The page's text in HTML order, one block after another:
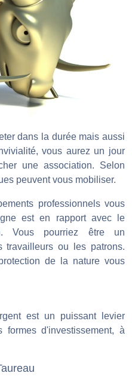
dans la durée mais aussi
vous aurez un jour
une association. Selon
peuvent vous mobiliser.
professionnels vous
est en rapport avec le
Vous pourriez être un
travailleurs ou les patrons.
de la nature vous
est un puissant levier
d'investissement, à